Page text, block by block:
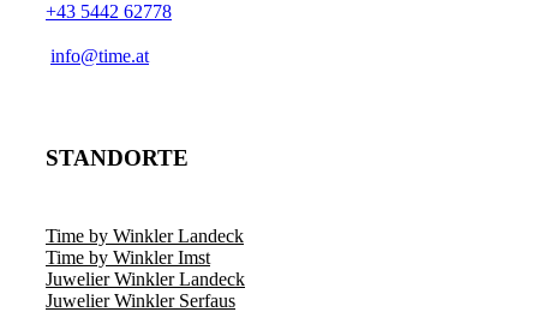
+43 5442 62778
­info@time.at
STANDORTE
Time by Winkler Landeck
Time by Winkler Imst
Juwelier Winkler Landeck
Juwelier Winkler Serfaus